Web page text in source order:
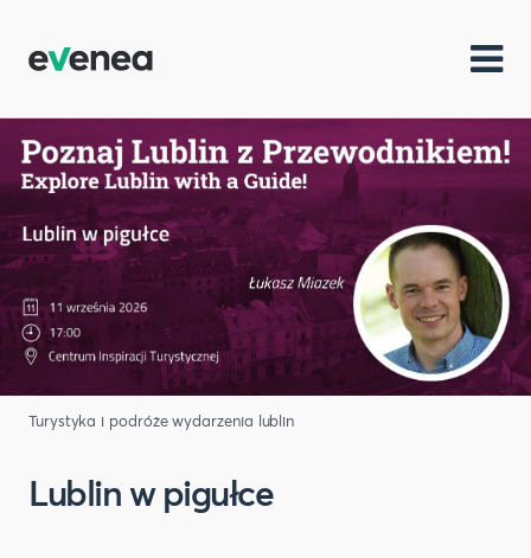
Turystyka i podróże wydarzenia lublin
Lublin w pigułce